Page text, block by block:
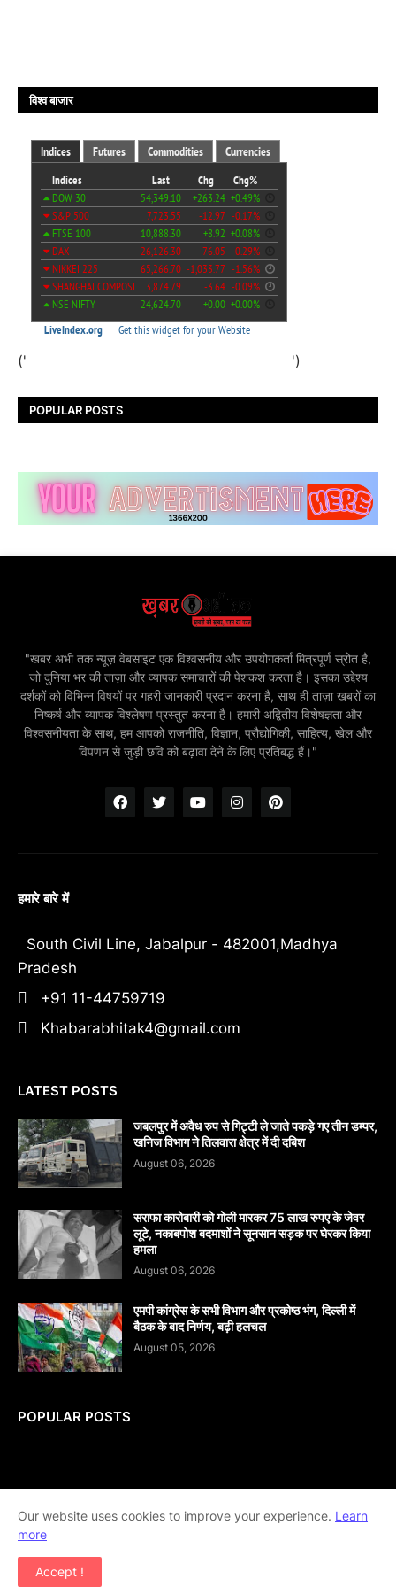
विश्व बाजार
(' ')
POPULAR POSTS
"खबर अभी तक न्यूज़ वेबसाइट एक विश्वसनीय और उपयोगकर्ता मित्रपूर्ण स्रोत है,
जो दुनिया भर की ताज़ा और व्यापक समाचारों की पेशकश करता है। इसका उद्देश्य
दर्शकों को विभिन्न विषयों पर गहरी जानकारी प्रदान करना है, साथ ही ताज़ा खबरों का
निष्कर्ष और व्यापक विश्लेषण प्रस्तुत करना है। हमारी अद्वितीय विशेषज्ञता और
विश्वसनीयता के साथ, हम आपको राजनीति, विज्ञान, प्रौद्योगिकी, साहित्य, खेल और
विपणन से जुड़ी छवि को बढ़ावा देने के लिए प्रतिबद्ध हैं।"
हमारे बारे में
South Civil Line, Jabalpur - 482001,Madhya
Pradesh
+91 11-44759719
Khabarabhitak4@gmail.com
LATEST POSTS
जबलपुर में अवैध रुप से गिट्टी ले जाते पकड़े गए तीन डम्पर,
खनिज विभाग ने तिलवारा क्षेत्र में दी दबिश
August 06, 2026
सराफा कारोबारी को गोली मारकर 75 लाख रुपए के जेवर
लूटे, नकाबपोश बदमाशों ने सूनसान सड़क पर घेरकर किया
हमला
August 06, 2026
एमपी कांग्रेस के सभी विभाग और प्रकोष्ठ भंग, दिल्ली में
बैठक के बाद निर्णय, बढ़ी हलचल
August 05, 2026
POPULAR POSTS
Home About contact-us
Disclaimer
Our website uses cookies to improve your experience. Learn
more
Accept !